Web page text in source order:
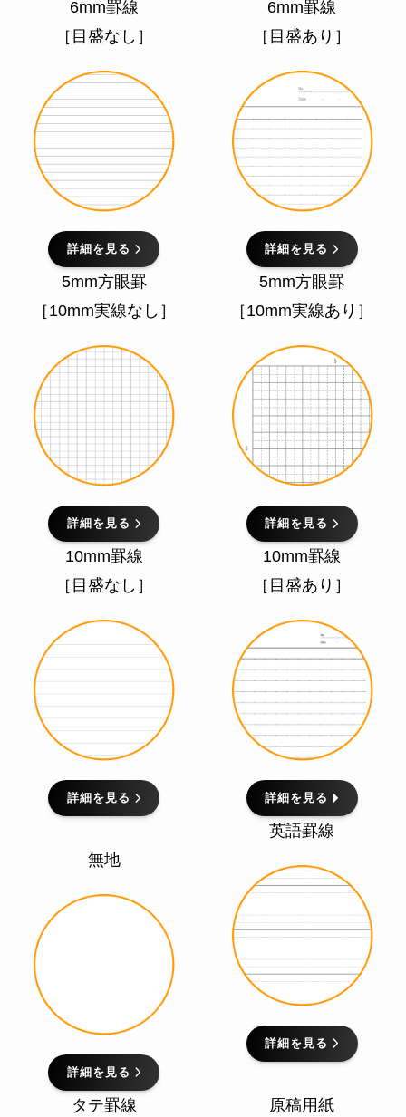
6mm罫線
［目盛なし］
詳細を見る
6mm罫線
［目盛あり］
詳細を見る
5mm方眼罫
［10mm実線なし］
詳細を見る
5mm方眼罫
［10mm実線あり］
詳細を見る
10mm罫線
［目盛なし］
詳細を見る
10mm罫線
［目盛あり］
詳細を見る
無地
詳細を見る
英語罫線
詳細を見る
タテ罫線
原稿用紙